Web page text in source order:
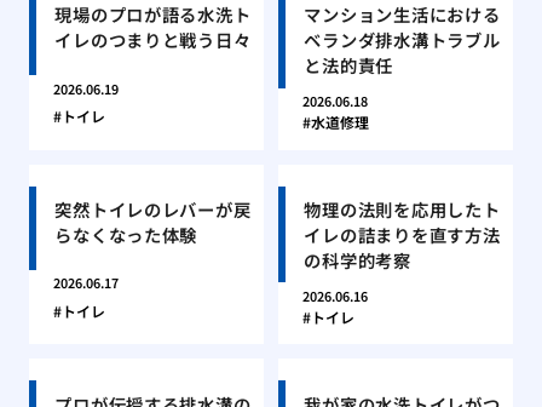
現場のプロが語る水洗ト
イレのつまりと戦う日々
2026.06.19
トイレ
マンション生活における
ベランダ排水溝トラブル
と法的責任
2026.06.18
水道修理
突然トイレのレバーが戻
らなくなった体験
2026.06.17
トイレ
物理の法則を応用したト
イレの詰まりを直す方法
の科学的考察
2026.06.16
トイレ